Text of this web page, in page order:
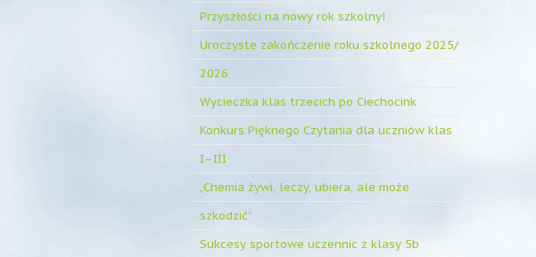
Przyszłości na nowy rok szkolny!
Uroczyste zakończenie roku szkolnego 2025/
2026
Wycieczka klas trzecich po Ciechocink
Konkurs Pięknego Czytania dla uczniów klas
I–III
„Chemia żywi, leczy, ubiera, ale może
szkodzić”
Sukcesy sportowe uczennic z klasy 5b